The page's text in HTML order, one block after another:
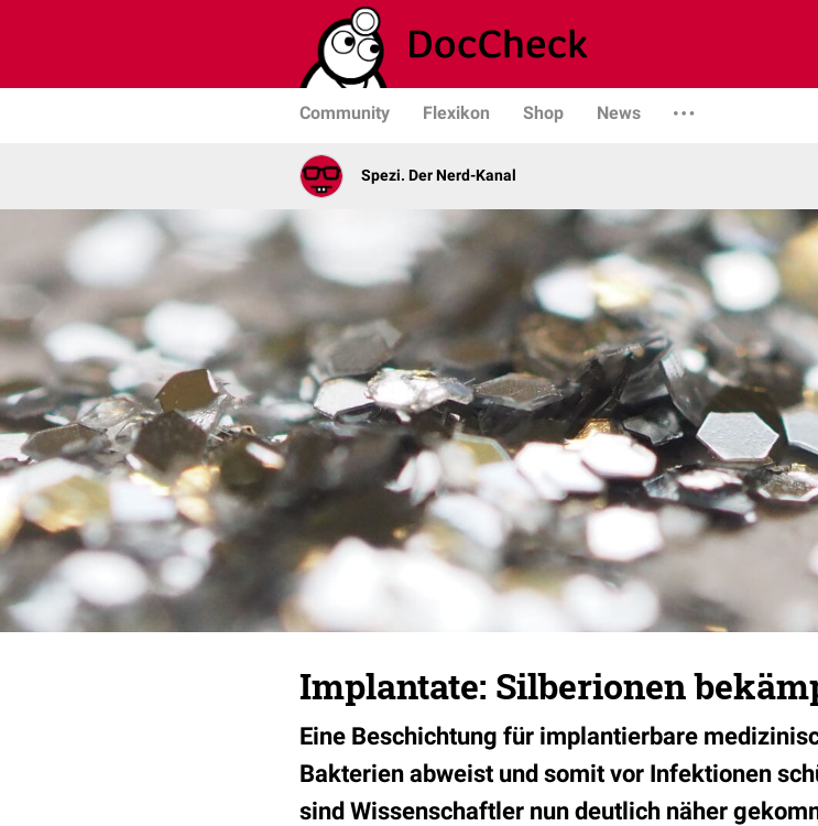
Community Flexikon Shop News
Spezi. Der Nerd-Kanal
Implantate: Silberionen
Eine Beschichtung für implantierbare
Bakterien abweist und somit vor Infektionen
sind Wissenschaftler nun deutlich näher